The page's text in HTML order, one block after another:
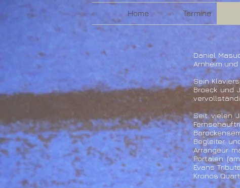
Home Termine
Daniel
Arnheim und
Sein
Broeck und
Seit vielen
Begleiter
Arrangeur
Portalen
Evans
Kronos